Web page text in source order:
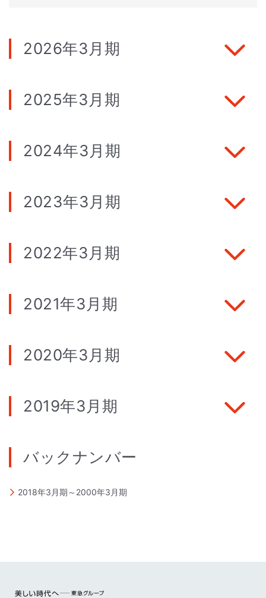
2026年3月期
2025年3月期
2024年3月期
2023年3月期
2022年3月期
2021年3月期
2020年3月期
2019年3月期
バックナンバー
2018年3月期～2000年3月期